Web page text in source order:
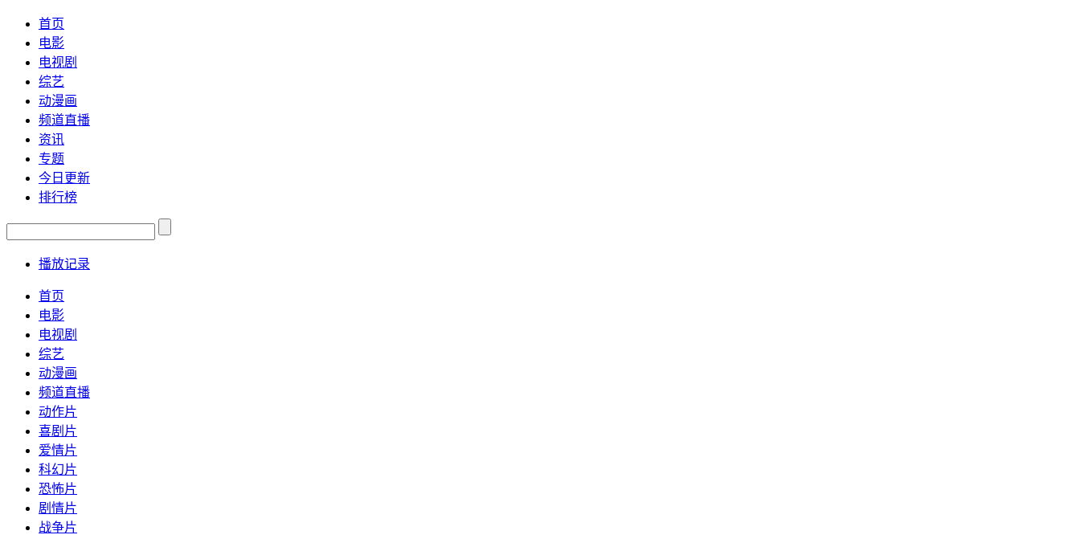
首页
电影
电视剧
综艺
动漫画
频道直播
资讯
专题
今日更新
排行榜
播放记录
首页
电影
电视剧
综艺
动漫画
频道直播
动作片
喜剧片
爱情片
科幻片
恐怖片
剧情片
战争片